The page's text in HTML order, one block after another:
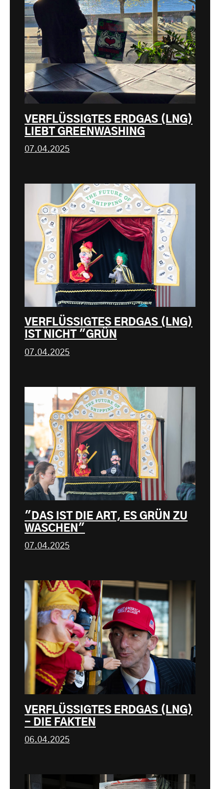
VERFLÜSSIGTES ERDGAS (LNG)
LIEBT GREENWASHING
07.04.2025
VERFLÜSSIGTES ERDGAS (LNG)
IST NICHT "GRÜN
07.04.2025
"DAS IST DIE ART, ES GRÜN ZU
WASCHEN"
07.04.2025
VERFLÜSSIGTES ERDGAS (LNG)
- DIE FAKTEN
06.04.2025